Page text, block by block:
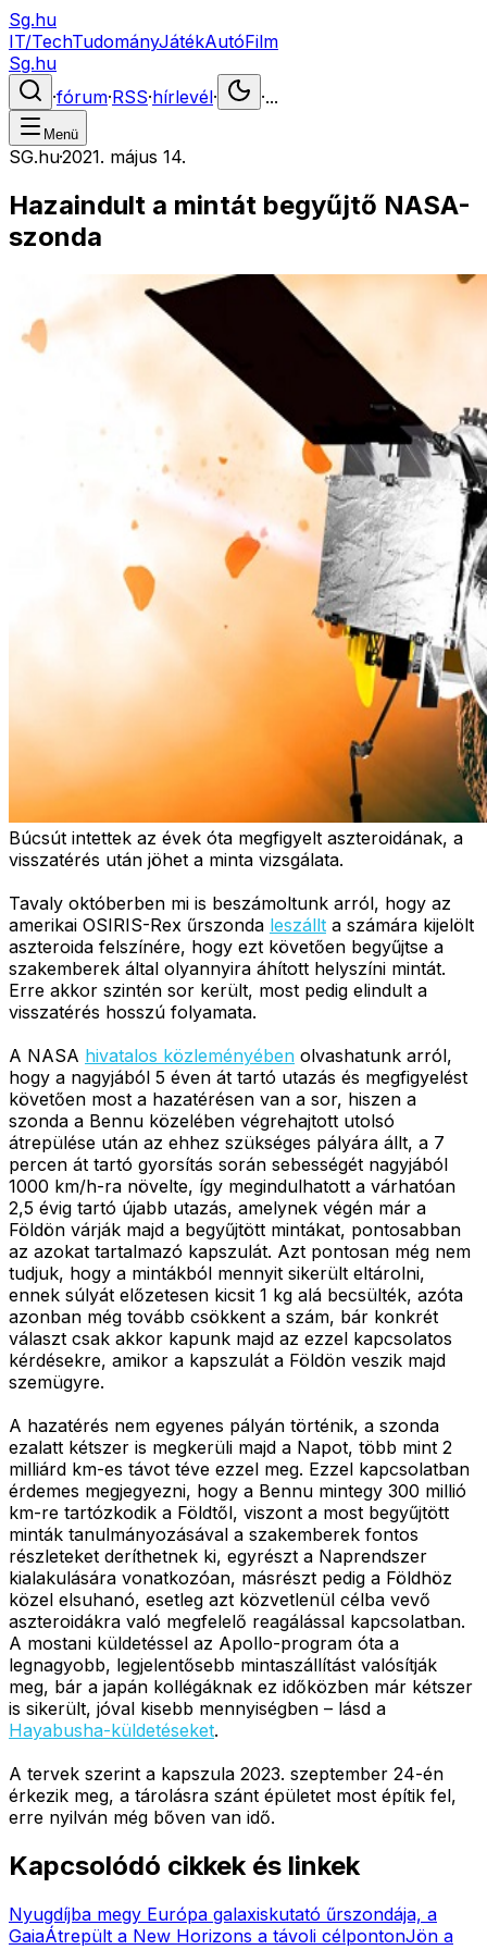
Sg.hu
IT/TechTudományJátékAutóFilm
Sg.hu
·fórum·RSS·hírlevél· ·...
Menü
SG.hu·2021. május 14.
Hazaindult a mintát begyűjtő NASA-
szonda
Búcsút intettek az évek óta megfigyelt aszteroidának, a
visszatérés után jöhet a minta vizsgálata.
Tavaly októberben mi is beszámoltunk arról, hogy az
amerikai OSIRIS-Rex űrszonda leszállt a számára kijelölt
aszteroida felszínére, hogy ezt követően begyűjtse a
szakemberek által olyannyira áhított helyszíni mintát.
Erre akkor szintén sor került, most pedig elindult a
visszatérés hosszú folyamata.
A NASA hivatalos közleményében olvashatunk arról,
hogy a nagyjából 5 éven át tartó utazás és megfigyelést
követően most a hazatérésen van a sor, hiszen a
szonda a Bennu közelében végrehajtott utolsó
átrepülése után az ehhez szükséges pályára állt, a 7
percen át tartó gyorsítás során sebességét nagyjából
1000 km/h-ra növelte, így megindulhatott a várhatóan
2,5 évig tartó újabb utazás, amelynek végén már a
Földön várják majd a begyűjtött mintákat, pontosabban
az azokat tartalmazó kapszulát. Azt pontosan még nem
tudjuk, hogy a mintákból mennyit sikerült eltárolni,
ennek súlyát előzetesen kicsit 1 kg alá becsülték, azóta
azonban még tovább csökkent a szám, bár konkrét
választ csak akkor kapunk majd az ezzel kapcsolatos
kérdésekre, amikor a kapszulát a Földön veszik majd
szemügyre.
A hazatérés nem egyenes pályán történik, a szonda
ezalatt kétszer is megkerüli majd a Napot, több mint 2
milliárd km-es távot téve ezzel meg. Ezzel kapcsolatban
érdemes megjegyezni, hogy a Bennu mintegy 300 millió
km-re tartózkodik a Földtől, viszont a most begyűjtött
minták tanulmányozásával a szakemberek fontos
részleteket deríthetnek ki, egyrészt a Naprendszer
kialakulására vonatkozóan, másrészt pedig a Földhöz
közel elsuhanó, esetleg azt közvetlenül célba vevő
aszteroidákra való megfelelő reagálással kapcsolatban.
A mostani küldetéssel az Apollo-program óta a
legnagyobb, legjelentősebb mintaszállítást valósítják
meg, bár a japán kollégáknak ez időközben már kétszer
is sikerült, jóval kisebb mennyiségben – lásd a
Hayabusha-küldetéseket.
A tervek szerint a kapszula 2023. szeptember 24-én
érkezik meg, a tárolásra szánt épületet most építik fel,
erre nyilván még bőven van idő.
Kapcsolódó cikkek és linkek
Nyugdíjba megy Európa galaxiskutató űrszondája, a
GaiaÁtrepült a New Horizons a távoli célpontonJön a